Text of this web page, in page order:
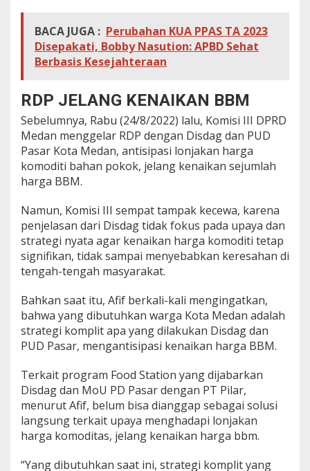
BACA JUGA : Perubahan KUA PPAS TA 2023
Disepakati, Bobby Nasution: APBD Sehat
Berbasis Kesejahteraan
RDP JELANG KENAIKAN BBM
Sebelumnya, Rabu (24/8/2022) lalu, Komisi III DPRD
Medan menggelar RDP dengan Disdag dan PUD
Pasar Kota Medan, antisipasi lonjakan harga
komoditi bahan pokok, jelang kenaikan sejumlah
harga BBM.
Namun, Komisi III sempat tampak kecewa, karena
penjelasan dari Disdag tidak fokus pada upaya dan
strategi nyata agar kenaikan harga komoditi tetap
signifikan, tidak sampai menyebabkan keresahan di
tengah-tengah masyarakat.
Bahkan saat itu, Afif berkali-kali mengingatkan,
bahwa yang dibutuhkan warga Kota Medan adalah
strategi komplit apa yang dilakukan Disdag dan
PUD Pasar, mengantisipasi kenaikan harga BBM.
Terkait program Food Station yang dijabarkan
Disdag dan MoU PD Pasar dengan PT Pilar,
menurut Afif, belum bisa dianggap sebagai solusi
langsung terkait upaya menghadapi lonjakan
harga komoditas, jelang kenaikan harga bbm.
“Yang dibutuhkan saat ini, strategi komplit yang